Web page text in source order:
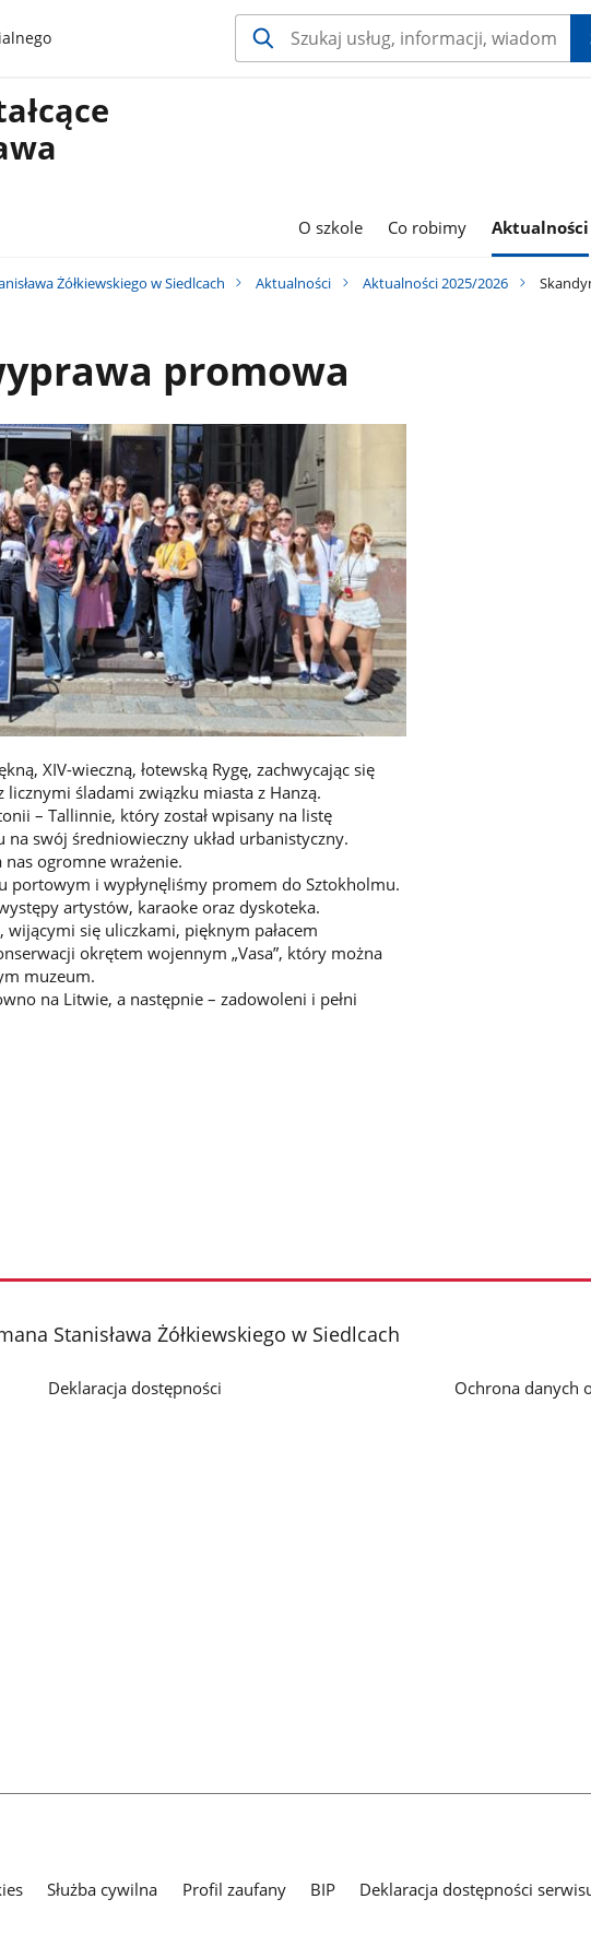
O szkole Co robimy Aktualności
Żółkiewskiego w Siedlcach Aktualności Aktualności 2025/2026
promowa
XIV-wieczną, łotewską Rygę, zachwycając się
śladami związku miasta z Hanzą.
– Tallinnie, który został wpisany na listę
na swój średniowieczny układ urbanistyczny.
ogromne wrażenie.
portowym i wypłynęliśmy promem do Sztokholmu.
artystów, karaoke oraz dyskoteka.
wijącymi się uliczkami, pięknym pałacem
okrętem wojennym „Vasa”, który można
muzeum.
na Litwie, a następnie – zadowoleni i pełni
Stanisława Żółkiewskiego w Siedlcach
Deklaracja dostępności Ochrona danych
Służba cywilna Profil zaufany BIP
Deklaracja dostępności